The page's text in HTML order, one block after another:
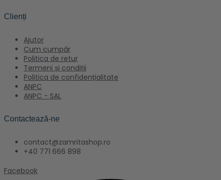
Clienți
Ajutor
Cum cumpăr
Politica de retur
Termeni și condiții
Politica de confidențialitate
ANPC
ANPC - SAL
Contactează-ne
contact@zamritashop.ro
+40 771 666 898
Facebook